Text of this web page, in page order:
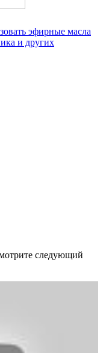
эфирные масла
и других
следующий